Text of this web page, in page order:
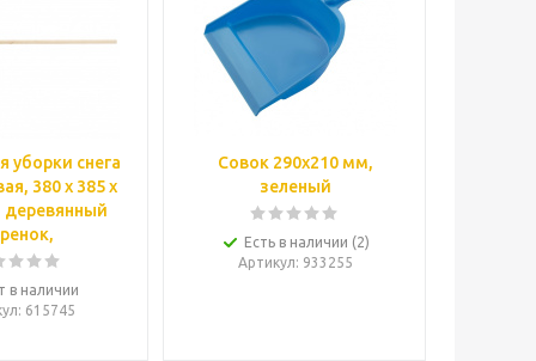
уборки снега
380 х 385 х
в наличии
: 615745
Совок 290х210 мм,
зеленый
Есть в наличии (2)
Артикул: 933255